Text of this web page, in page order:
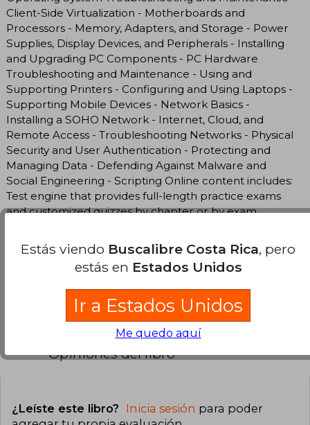
Client-Side Virtualization - Motherboards and
Processors - Memory, Adapters, and Storage - Power
Supplies, Display Devices, and Peripherals - Installing
and Upgrading PC Components - PC Hardware
Troubleshooting and Maintenance - Using and
Supporting Printers - Configuring and Using Laptops -
Supporting Mobile Devices - Network Basics -
Installing a SOHO Network - Internet, Cloud, and
Remote Access - Troubleshooting Networks - Physical
Security and User Authentication - Protecting and
Managing Data - Defending Against Malware and
Social Engineering - Scripting Online content includes:
Test engine that provides full-length practice exams
and customized quizzes by chapter or by exam
simulationsVideos training from the
authorComprehensive glossary
Opiniones del libro
¿Leíste este libro? Inicia sesión para poder
Estás viendo Buscalibre Costa Rica, pero
estás en Estados Unidos
Ir a Estados Unidos
Me quedo aquí